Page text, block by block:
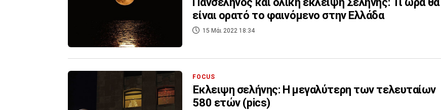
είναι ορατό το φαινόμενο στην Ελλάδα
15 Μάι 2022 18:34
FOCUS
Έκλειψη σελήνης: H μεγαλύτερη των τελευταίων
580 ετών (pics)